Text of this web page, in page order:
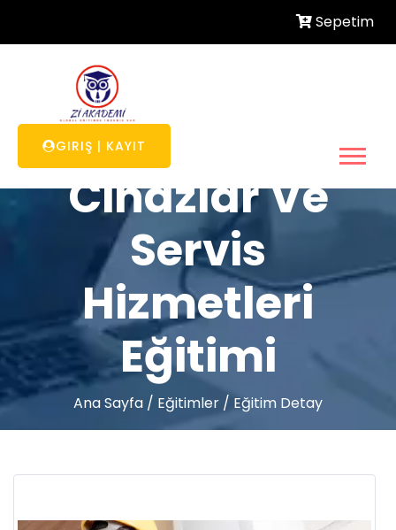
Sepetim
GIRIŞ | KAYIT
Gaz Yakıcı
Cihazlar Ve
Servis
Hizmetleri
Eğitimi
Ana Sayfa / Eğitimler / Eğitim Detay